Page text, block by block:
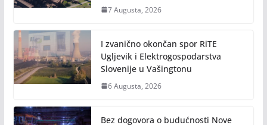
7 Augusta, 2026
I zvanično okončan spor RiTE
Ugljevik i Elektrogospodarstva
Slovenije u Vašingtonu
6 Augusta, 2026
Bez dogovora o budućnosti Nove